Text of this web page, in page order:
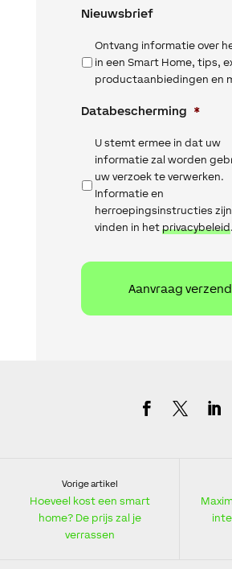
Nieuwsbrief
Ontvang informatie over
in een Smart Home, tips,
productaanbiedingen en
Databescherming *
U stemt ermee in dat uw
informatie zal worden
uw verzoek te verwerken.
Informatie en
herroepingsinstructies
vinden in het privacybeleid.
Vorige artikel
Hoeveel kost een smart
home? De prijs zal je
verrassen